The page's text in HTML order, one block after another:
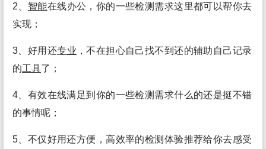
2、 智能在线办公，你的一些检测需求这里都可以帮你去
实现；
3、好用还专业 ，不在担心自己找不到还的辅助自己记录
的工具了；
4、有效在线满足到你的一些检测需求什么的还是挺不错
的事情呢；
5、不仅好用还方便，高效率的检测体验推荐给你去感受